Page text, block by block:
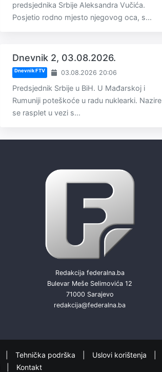
predsjednika Srbije Aleksandra Vučića.
Posjetio rodno mjesto njegovog oca, s...
Dnevnik 2, 03.08.2026.
Dnevnik FTV 03.08.2026 20:06
Predsjednik Srbije u BiH. U Mađarskoj i
Rumuniji poteškoće u radu nuklearki. Nazire
se rasplet u vezi s...
Redakcija federalna.ba
Bulevar Meše Selimovića 12
71000 Sarajevo
redakcija@federalna.ba
Tehnička podrška
Uslovi korištenja
Kontakt